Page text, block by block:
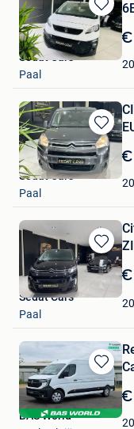
Bewaren
in
Mijn
€
Sedat Cars
Paal
Bewaren
in
Mijn
€
Sedat Cars
Paal
Bewaren
in
Mijn
€
Sedat Cars
Paal
Bewaren
in
Mijn
€
BAS World